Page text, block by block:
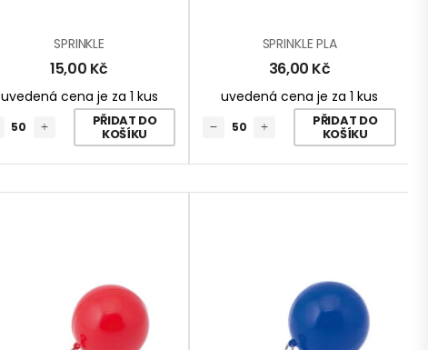
SPRINKLE
15,00 Kč
uvedená cena je za 1 kus
PŘIDAT DO
KOŠÍKU
SPRINKLE PLA
36,00 Kč
uvedená cena je za 1 kus
PŘIDAT DO
KOŠÍKU